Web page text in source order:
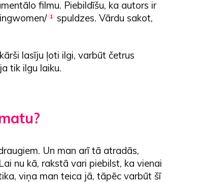
filmu. Piebildīšu, ka autors ir
1 spuldzes. Vārdu sakot,
lasīju ļoti ilgi, varbūt četrus
tik ilgu laiku.
Un man arī tā atradās,
nu kā, rakstā vari piebilst, ka vienai
viņa man teica jā, tāpēc varbūt šī